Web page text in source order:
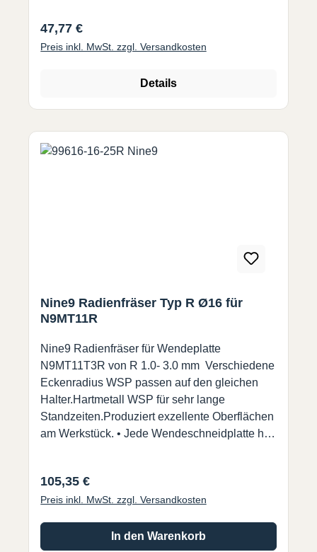
Wendeschneidplatte hat 4 Schneiden. Bitte
Radius auswählen !
Regulärer Preis:
47,77 €
Preis inkl. MwSt. zzgl. Versandkosten
Details
Nine9 Radienfräser Typ R Ø16 für
N9MT11R
Nine9 Radienfräser für Wendeplatte
N9MT11T3R von R 1.0- 3.0 mm Verschiedene
Eckenradius WSP passen auf den gleichen
Halter.Hartmetall WSP für sehr lange
Standzeiten.Produziert exzellente Oberflächen
am Werkstück. • Jede Wendeschneidplatte hat
Rückwärtsverrunden. (nur mit Halter 99616-16-
30R und 99616-25-40R)• Werkzeugkorrektur
Werkzeugvoreinstellgerät oder Nullpunkt-
Regulärer Preis:
105,35 €
Preis inkl. MwSt. zzgl. Versandkosten
In den Warenkorb